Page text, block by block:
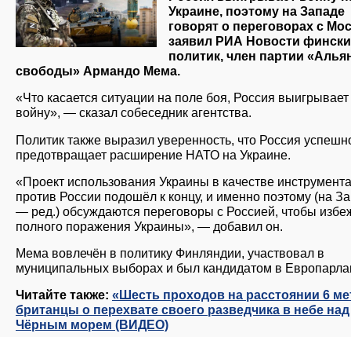
Украине, поэтому на Западе
говорят о переговорах с
заявил РИА Новости
политик, член партии
свободы» Армандо Мема.
«Что касается ситуации на поле боя, Россия выигрывает
войну», — сказал собеседник агентства.
Политик также выразил уверенность, что Россия
предотвращает расширение НАТО на Украине.
«Проект использования Украины в качестве инструмента
против России подошёл к концу, и именно поэтому (на
— ред.) обсуждаются переговоры с Россией, чтобы
полного поражения Украины», — добавил он.
Мема вовлечён в политику Финляндии, участвовал в
муниципальных выборах и был кандидатом в
Читайте также: «Шесть проходов на расстоянии 6
британцы о перехвате своего разведчика в небе над
Чёрным морем (ВИДЕО)